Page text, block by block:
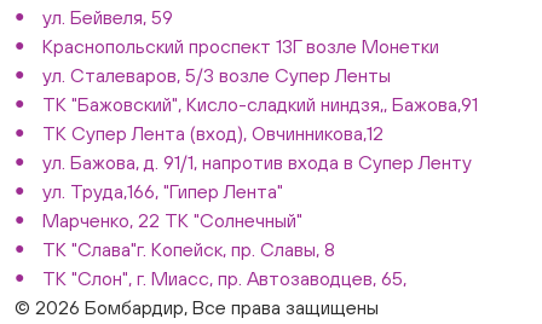
ул. Бейвеля, 59
Краснопольский проспект 13Г возле Монетки
ул. Сталеваров, 5/3 возле Супер Ленты
ТК "Бажовский", Кисло-сладкий ниндзя,, Бажова,91
ТК Супер Лента (вход), Овчинникова,12
ул. Бажова, д. 91/1, напротив входа в Супер Ленту
ул. Труда,166, "Гипер Лента"
Марченко, 22 ТК "Солнечный"
ТК "Слава"г. Копейск, пр. Славы, 8
ТК "Слон", г. Миасс, пр. Автозаводцев, 65,
© 2026 Бомбардир, Все права защищены